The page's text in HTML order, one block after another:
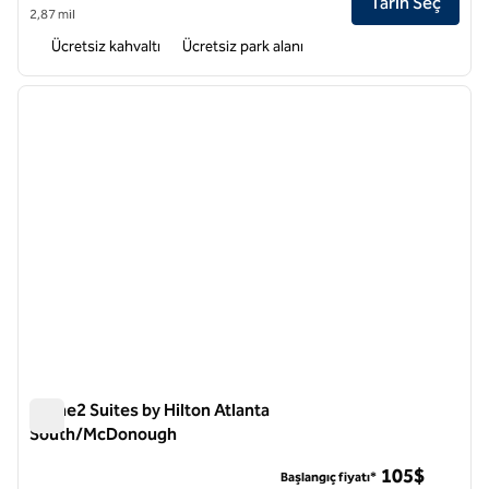
2,87 mil
Ücretsiz kahvaltı Ücretsiz park alanı
1 / 12
Home2 Suites by Hilton Atlanta
South/McDonough
Başlangıç fiyatı* 105$